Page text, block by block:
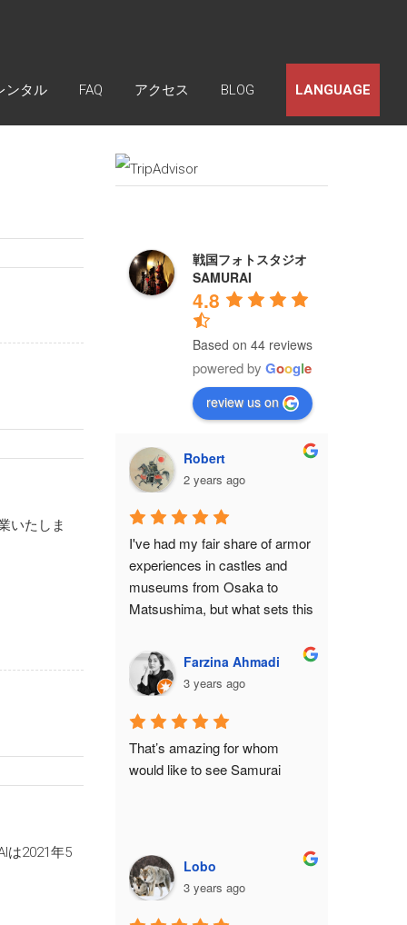
ンタル FAQ アクセス BLOG LANGUAGE
いたしま
は2021年5
戦国フォトスタジオ
SAMURAI
4.8
Based on 44 reviews
powered by Google
review us on
Robert
2 years ago
I've had my fair share of armor
experiences in castles and
museums from Osaka to
Matsushima, but what sets this
the feeling that you've become
a protagonist in a movie
set.While it isn't anywhere
close to a historical monument
or relic, there is still an air of
authenticity in the place from
isn't just a single piece you can
slap on yourself with zero
difficulty — it is an intricate
Farzina Ahmadi
3 years ago
That’s amazing for whom
would like to see Samurai
Lobo
3 years ago